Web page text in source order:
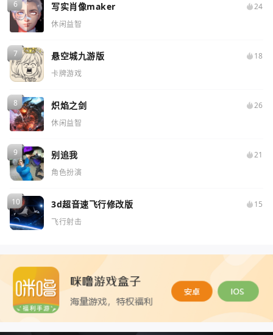
写实肖像maker
24
休闲益智
悬空城九游版
18
卡牌游戏
炽焰之剑
26
休闲益智
别追我
21
角色扮演
3d超音速飞行修改版
15
飞行射击